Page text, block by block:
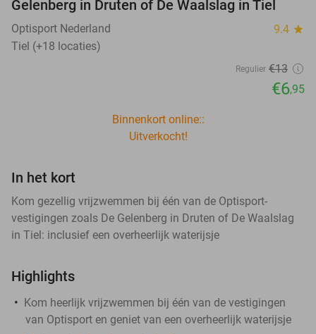
Gelenberg in Druten of De Waalslag in Tiel
Optisport Nederland 9.4 star
Tiel (+18 locaties)
Regulier €13
€6,95
Binnenkort online::
Uitverkocht!
In het kort
Kom gezellig vrijzwemmen bij één van de Optisport-
vestigingen zoals De Gelenberg in Druten of De Waalslag
in Tiel: inclusief een overheerlijk waterijsje
Highlights
Kom heerlijk vrijzwemmen bij één van de vestigingen
van Optisport en geniet van een overheerlijk waterijsje